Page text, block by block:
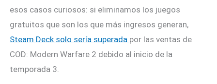
esos casos curiosos: si eliminamos los juegos
gratuitos que son los que más ingresos generan,
Steam Deck solo sería superada por las ventas de
COD: Modern Warfare 2 debido al inicio de la
temporada 3.